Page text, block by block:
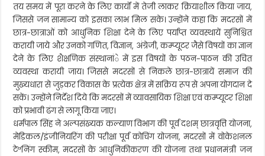
तय समय में पूरा करने के लिए कार्यों में तेजी लाकर क्रियाशील किया जाय,
जिससे जन सामान्य को इसका लाभ मिल सके। उन्होंने कहा कि मदरसों में
छात्र-छात्राओं को आधुनिक शिक्षा देने के लिए पर्याप्त व्यवस्थायें सुनिश्चित
करायी जाये और उनको गणित, विज्ञान, अंग्रेजी, कम्प्यूटर जैसे विषयों का ज्ञान
देने के लिए शैक्षणिक संस्थानांे में इस विषयों के पठन-पाठन की उचित
व्यवस्था करायी जाय। जिससे मदरसों से निकले छात्र-छात्रायें समाज की
मुख्यधारा से जुड़कर विकास के प्रत्येक क्षेत्र में सक्रिय रूप से अपना योगदान दे
सकें। उन्होंने निर्देश दिये कि मदरसों में व्यावसायिक शिक्षा एवं कम्प्यूटर शिक्षा
को प्रभावी ढंग से लागू किया जाए।
धर्मपाल सिंह ने अल्पसंख्यक कल्याण विभाग की पूर्व दशम् छात्रवृत्ति योजना,
मेडिकल/इंजीनियरिंग की परीक्षा पूर्व कोचिंग योजना, मदरसों में वोकेशनल
टेªनिंग स्कीम, मदरसों के आधुनिकीकरण की योजना तथा प्रधानमंत्री जन